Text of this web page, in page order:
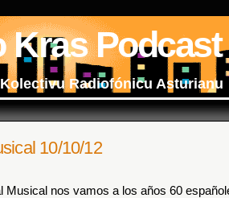
Kras Podcast
Radiofónicu Asturianu
10/10/12
Musical nos vamos a los años 60